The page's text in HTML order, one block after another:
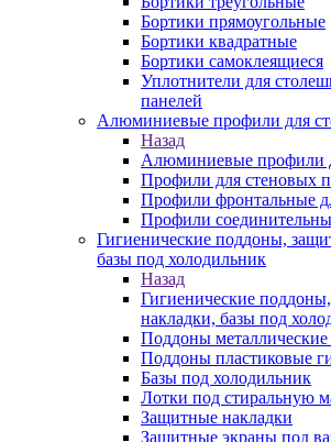
Бортики прямоугольные
Бортики квадратные
Бортики самоклеящиеся
Уплотнители для
панелей
Алюминиевые профили для
Назад
Алюминиевые профили
Профили для стеновых
Профили фронтальные
Профили
Гигиенические поддоны,
базы под холодильник
Назад
Гигиенические
накладки, базы под
Поддоны металлические
Поддоны пластиковые
Базы под холодильник
Лотки под стиральную
Защитные накладки
Защитные экраны под